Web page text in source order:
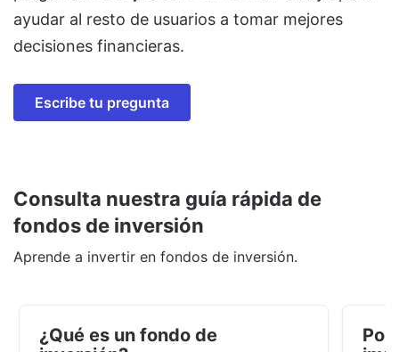
ayudar al resto de usuarios a tomar mejores
decisiones financieras.
Escribe tu pregunta
Consulta nuestra guía rápida de
fondos de inversión
Aprende a invertir en fondos de inversión.
¿Qué es un fondo de
Por